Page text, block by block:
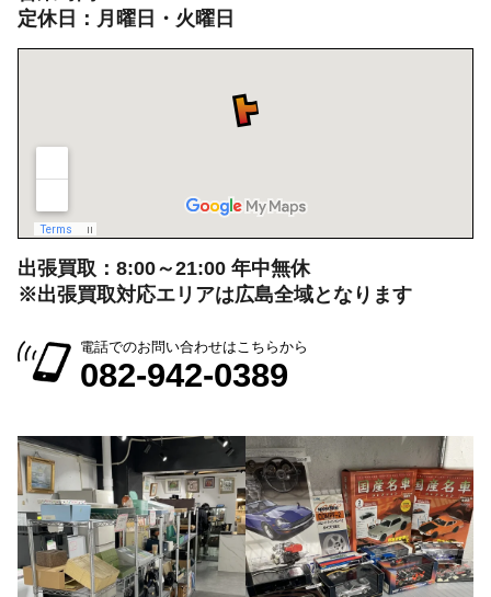
定休日：月曜日・火曜日
出張買取：8:00～21:00 年中無休
※出張買取対応エリアは広島全域となります
電話でのお問い合わせはこちらから
082-942-0389